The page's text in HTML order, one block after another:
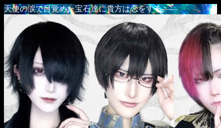
天使の涙で目覚めた宝石達に貴方は恋をする――